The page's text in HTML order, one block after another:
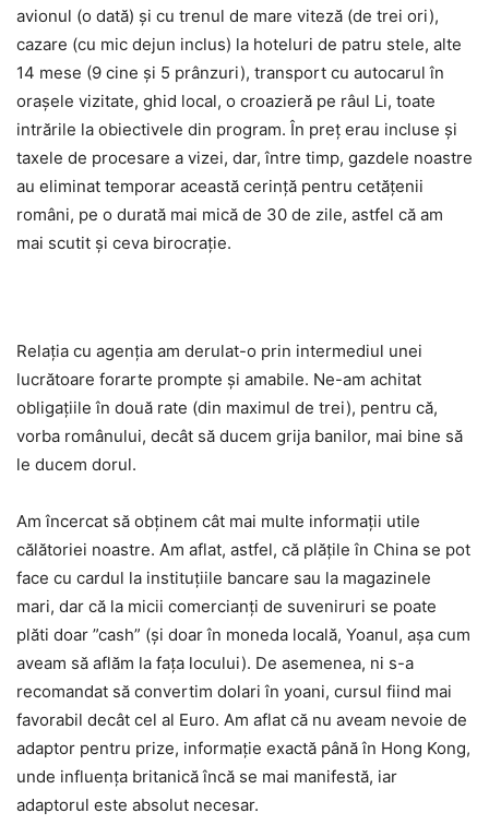
avionul (o dată) și cu trenul de mare viteză (de trei ori),
cazare (cu mic dejun inclus) la hoteluri de patru stele, alte
14 mese (9 cine și 5 prânzuri), transport cu autocarul în
orașele vizitate, ghid local, o croazieră pe râul Li, toate
intrările la obiectivele din program. În preț erau incluse și
taxele de procesare a vizei, dar, între timp, gazdele noastre
au eliminat temporar această cerință pentru cetățenii
români, pe o durată mai mică de 30 de zile, astfel că am
mai scutit și ceva birocrație.
Relația cu agenția am derulat-o prin intermediul unei
lucrătoare forarte prompte și amabile. Ne-am achitat
obligațiile în două rate (din maximul de trei), pentru că,
vorba românului, decât să ducem grija banilor, mai bine să
le ducem dorul.
Am încercat să obținem cât mai multe informații utile
călătoriei noastre. Am aflat, astfel, că plățile în China se pot
face cu cardul la instituțiile bancare sau la magazinele
mari, dar că la micii comercianți de suveniruri se poate
plăti doar ”cash” (și doar în moneda locală, Yoanul, așa cum
aveam să aflăm la fața locului). De asemenea, ni s-a
recomandat să convertim dolari în yoani, cursul fiind mai
favorabil decât cel al Euro. Am aflat că nu aveam nevoie de
adaptor pentru prize, informație exactă până în Hong Kong,
unde influența britanică încă se mai manifestă, iar
adaptorul este absolut necesar.